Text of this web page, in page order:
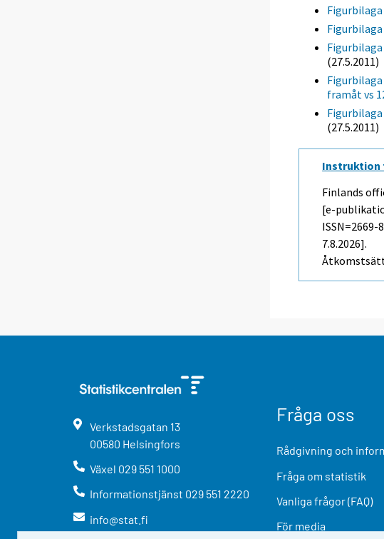
(27.5.2011)
framåt vs
(27.5.2011)
Instruktion
Finlands
[e-
7.8.2026].
Verkstadsgatan 13
00580 Helsingfors
Växel 029 551 1000
Informationstjänst 029 551 2220
info@stat.fi
Fråga oss
Rådgivning och
Fråga om statistik
Vanliga frågor (FAQ)
För media